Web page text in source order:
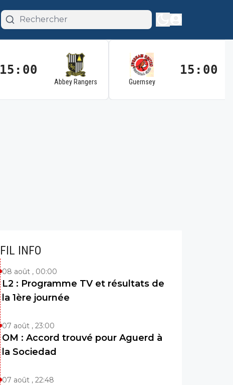
15:00
Abbey Rangers Guernsey
15:00
FIL INFO
08 août , 00:00
L2 : Programme TV et résultats de
la 1ère journée
07 août , 23:00
OM : Accord trouvé pour Aguerd à
la Sociedad
07 août , 22:48